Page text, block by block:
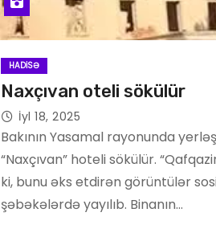
HADISƏ
Naxçıvan oteli sökülür
İyl 18, 2025
Bakının Yasamal rayonunda
“Naxçıvan” hoteli sökülür.
ki, bunu əks etdirən görüntülər
şəbəkələrdə yayılıb. Binanın…